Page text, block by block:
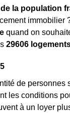
la population
immobilier
quand on
29606
de
les conditions
à un loyer